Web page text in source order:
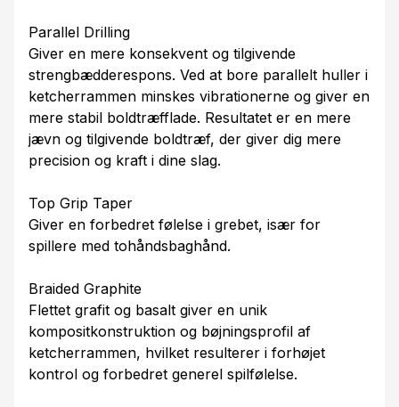
Parallel Drilling
Giver en mere konsekvent og tilgivende
strengbædderespons. Ved at bore parallelt huller i
ketcherrammen minskes vibrationerne og giver en
mere stabil boldtræfflade. Resultatet er en mere
jævn og tilgivende boldtræf, der giver dig mere
precision og kraft i dine slag.
Top Grip Taper
Giver en forbedret følelse i grebet, især for
spillere med tohåndsbaghånd.
Braided Graphite
Flettet grafit og basalt giver en unik
kompositkonstruktion og bøjningsprofil af
ketcherrammen, hvilket resulterer i forhøjet
kontrol og forbedret generel spilfølelse.